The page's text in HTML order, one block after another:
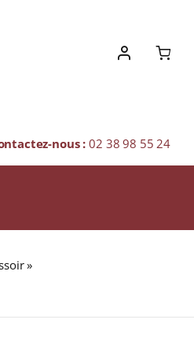
nous :02 38 98 55 24
»